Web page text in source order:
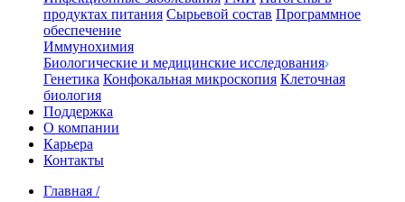
продуктах питания Сырьевой состав Программное
обеспечение
Иммунохимия
Биологические и медицинские исследования
Генетика Конфокальная микроскопия Клеточная
биология
Поддержка
О компании
Карьера
Контакты
Главная /